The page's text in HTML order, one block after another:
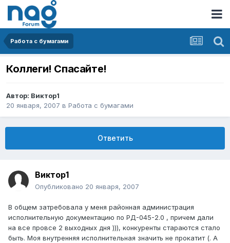
Работа с бумагами
Коллеги! Спасайте!
Автор: Виктор1
20 января, 2007 в Работа с бумагами
Ответить
Виктор1
Опубликовано 20 января, 2007
В общем затребовала у меня районная администрация
исполнительную документацию по РД-045-2.0 , причем дали
на все провсе 2 выходных дня ))), конкуренты стараются стало
быть. Моя внутренняя исполнительная значить не прокатит (. А